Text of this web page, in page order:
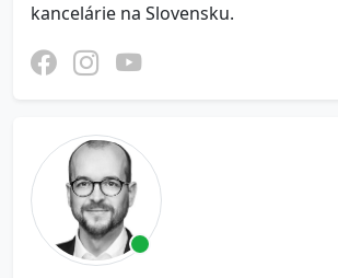
kancelárie na Slovensku.